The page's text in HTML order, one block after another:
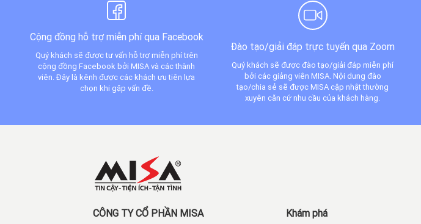
Cộng đồng hỗ trợ miễn phí qua Facebook
Quý khách sẽ được tư vấn hỗ trợ miễn phí trên
cộng đồng Facebook bởi MISA và các thành
viên. Đây là kênh được các khách ưu tiên lựa
chọn khi gặp vấn đề.
Đào tạo/giải đáp trực tuyến qua Zoom
Quý khách sẽ được đào tạo/giải đáp miễn phí
bởi các giảng viên MISA. Nội dung đào
tạo/chia sẻ sẽ được MISA cập nhật thường
xuyên căn cứ nhu cầu của khách hàng.
CÔNG TY CỔ PHẦN MISA Khám phá